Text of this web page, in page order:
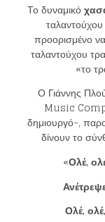
Το δυναμικό
προορισμένο
ταλαντούχου
«το
Ο Γιάννης
Music
δημιουργό-,
δίνουν το
«Ολέ,
Ολέ,